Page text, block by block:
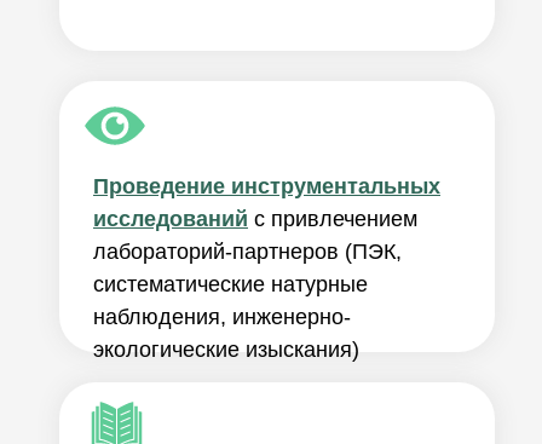
Проведение инструментальных
исследований с привлечением
лабораторий-партнеров (ПЭК,
систематические натурные
наблюдения, инженерно-
экологические изыскания)